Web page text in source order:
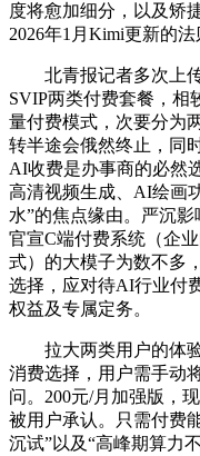
度将愈加细分，以及矫
2026年1月Kimi更新的法
北青报记者多次上传
SVIP两类付费套餐，相
量付费模式，次要分为
转半途会俄然终止，同
AI收费是办事商的必然
高清视频生成、AI绘画
水”的焦点缘由。严沉
官宣C端付费系统（企
式）的大模子为数不多
选择，应对待AI行业付
权益及专属定务。
拉大两类用户的体验
消费选择，用户需手动
问。200元/月加强版，
被用户承认。只需付费
沉试”以及“高峰期算力